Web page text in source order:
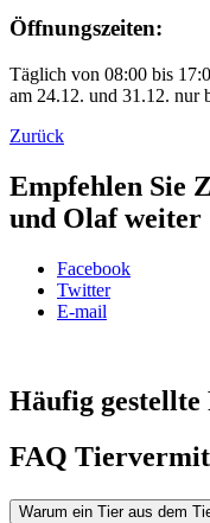
Öffnungszeiten:
Täglich von 08:00 bis
am 24.12. und 31.12. nur
Zurück
Empfehlen Sie
und Olaf weiter
Facebook
Twitter
E-mail
Häufig gestellte
FAQ
Warum ein Tier aus dem